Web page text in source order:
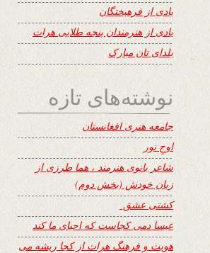
یادی از فرهیختگان
یادی از هنرمندان پنجه طلایی هرات
یلدای تان مبارک
نوشته‌های تازه
جامعه هنری افغانستان
اوجِ نور
شاعر بانوی هنرمند ، هما طرزی از
زبان خودش (بخش دوم)
کشتی عشق
عیسا دمی کجاست که احیای ما کند
هویت و فرهنگ هرات از کجا ریشه می